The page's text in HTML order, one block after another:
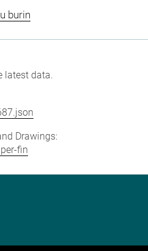
burin
latest data.
Drawings:
fin